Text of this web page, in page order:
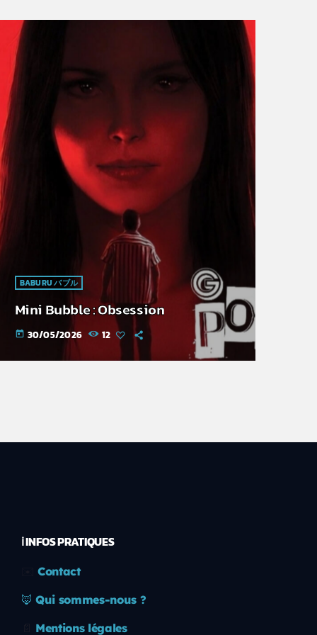
BABURU バブル
Mini Bubble : Obsession
today 30/05/2026 12
ℹ️ INFOS PRATIQUES
Contact
🦊 Qui sommes-nous ?
Mentions légales